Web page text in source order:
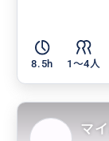
8.5h 1〜4人
マ